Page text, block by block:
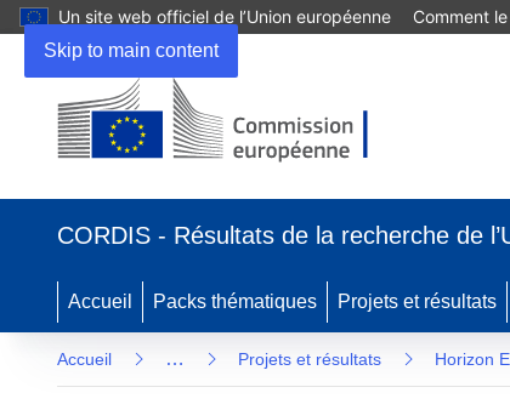
Skip to main content
Un site web officiel de l’Union européenne Comment
CORDIS - Résultats de la recherche de
Accueil Packs thématiques Projets et résultats
Accueil … Projets et résultats Horizon